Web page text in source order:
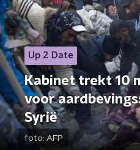
Up 2 Date
Kabinet trekt 10
voor
Syrië
foto: AFP